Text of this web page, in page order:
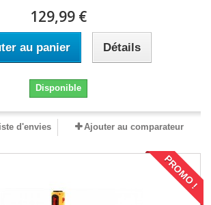
129,99 €
au panier Détails
Disponible
d'envies Ajouter au comparateur
PROMO !